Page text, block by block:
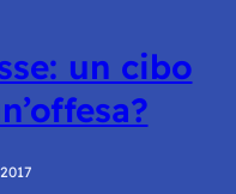
un cibo